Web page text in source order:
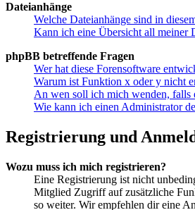
Dateianhänge
Welche Dateianhänge sind in
Kann ich eine Übersicht all meiner
phpBB betreffende Fragen
Wer hat diese Forensoftware
Warum ist Funktion x oder y nicht
An wen soll ich mich wenden, falls
Wie kann ich einen Administrator
Registrierung und
Wozu muss ich mich registrieren?
Eine Registrierung ist nicht
Mitglied Zugriff auf zusätzliche
so weiter. Wir empfehlen dir eine